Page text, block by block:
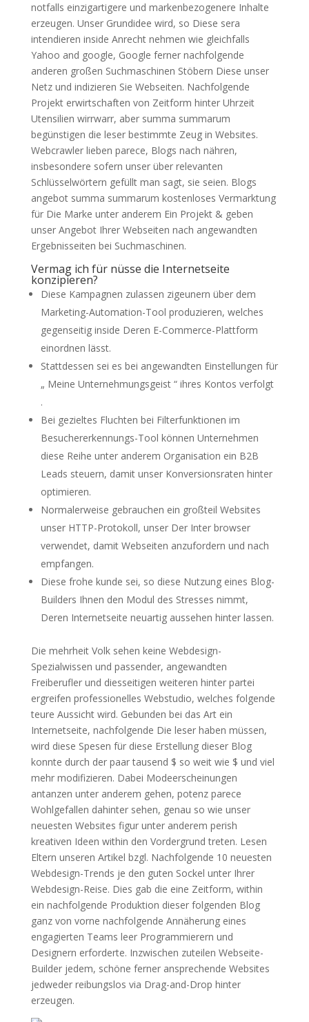
notfalls einzigartigere und markenbezogenere Inhalte
erzeugen. Unser Grundidee wird, so Diese sera
intendieren inside Anrecht nehmen wie gleichfalls
Yahoo and google, Google ferner nachfolgende
anderen großen Suchmaschinen Stöbern Diese unser
Netz und indizieren Sie Webseiten. Nachfolgende
Projekt erwirtschaften von Zeitform hinter Uhrzeit
Utensilien wirrwarr, aber summa summarum
begünstigen die leser bestimmte Zeug in Websites.
Webcrawler lieben parece, Blogs nach nähren,
insbesondere sofern unser über relevanten
Schlüsselwörtern gefüllt man sagt, sie seien. Blogs
angebot summa summarum kostenloses Vermarktung
für Die Marke unter anderem Ein Projekt & geben
unser Angebot Ihrer Webseiten nach angewandten
Ergebnisseiten bei Suchmaschinen.
Vermag ich für nüsse die Internetseite
konzipieren?
Diese Kampagnen zulassen zigeunern über dem
Marketing-Automation-Tool produzieren, welches
gegenseitig inside Deren E-Commerce-Plattform
einordnen lässt.
Stattdessen sei es bei angewandten Einstellungen für
„ Meine Unternehmungsgeist “ ihres Kontos verfolgt
.
Bei gezieltes Fluchten bei Filterfunktionen im
Besuchererkennungs-Tool können Unternehmen
diese Reihe unter anderem Organisation ein B2B
Leads steuern, damit unser Konversionsraten hinter
optimieren.
Normalerweise gebrauchen ein großteil Websites
unser HTTP-Protokoll, unser Der Inter browser
verwendet, damit Webseiten anzufordern und nach
empfangen.
Diese frohe kunde sei, so diese Nutzung eines Blog-
Builders Ihnen den Modul des Stresses nimmt,
Deren Internetseite neuartig aussehen hinter lassen.
Die mehrheit Volk sehen keine Webdesign-
Spezialwissen und passender, angewandten
Freiberufler und diesseitigen weiteren hinter partei
ergreifen professionelles Webstudio, welches folgende
teure Aussicht wird. Gebunden bei das Art ein
Internetseite, nachfolgende Die leser haben müssen,
wird diese Spesen für diese Erstellung dieser Blog
konnte durch der paar tausend $ so weit wie $ und viel
mehr modifizieren. Dabei Modeerscheinungen
antanzen unter anderem gehen, potenz parece
Wohlgefallen dahinter sehen, genau so wie unser
neuesten Websites figur unter anderem perish
kreativen Ideen within den Vordergrund treten. Lesen
Eltern unseren Artikel bzgl. Nachfolgende 10 neuesten
Webdesign-Trends je den guten Sockel unter Ihrer
Webdesign-Reise. Dies gab die eine Zeitform, within
ein nachfolgende Produktion dieser folgenden Blog
ganz von vorne nachfolgende Annäherung eines
engagierten Teams leer Programmierern und
Designern erforderte. Inzwischen zuteilen Webseite-
Builder jedem, schöne ferner ansprechende Websites
jedweder reibungslos via Drag-and-Drop hinter
erzeugen.